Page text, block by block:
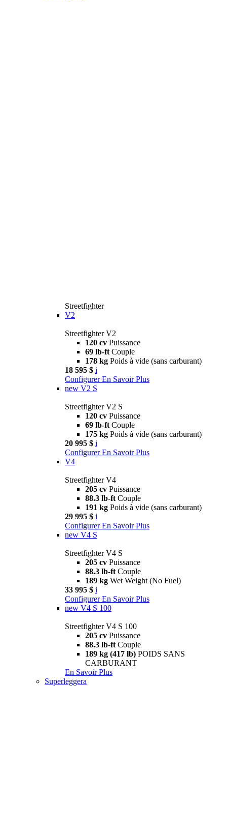
Streetfighter
V2
Streetfighter V2
120 cv Puissance
69 lb-ft Couple
178 kg Poids à vide (sans carburant)
18 595 $ i
Configurer En Savoir Plus
new V2 S
Streetfighter V2 S
120 cv Puissance
69 lb-ft Couple
175 kg Poids à vide (sans carburant)
20 995 $ i
Configurer En Savoir Plus
V4
Streetfighter V4
205 cv Puissance
88.3 lb-ft Couple
191 kg Poids à vide (sans carburant)
29 995 $ i
Configurer En Savoir Plus
new V4 S
Streetfighter V4 S
205 cv Puissance
88.3 lb-ft Couple
189 kg Wet Weight (No Fuel)
33 995 $ i
Configurer En Savoir Plus
new V4 S 100
Streetfighter V4 S 100
205 cv Puissance
88.3 lb-ft Couple
189 kg (417 lb) POIDS SANS
CARBURANT
En Savoir Plus
Superleggera